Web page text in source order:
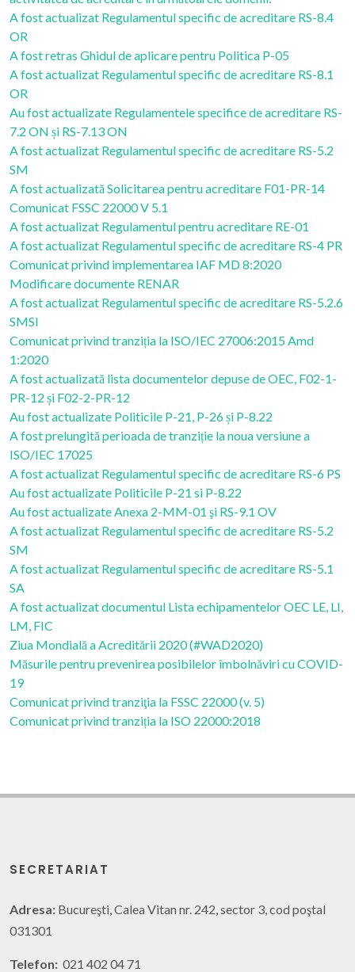
A fost actualizat Regulamentul specific de acreditare RS-8.4
OR
A fost retras Ghidul de aplicare pentru Politica P-05
A fost actualizat Regulamentul specific de acreditare RS-8.1
OR
Au fost actualizate Regulamentele specifice de acreditare RS-
7.2 ON și RS-7.13 ON
A fost actualizat Regulamentul specific de acreditare RS-5.2
SM
A fost actualizată Solicitarea pentru acreditare F01-PR-14
Comunicat FSSC 22000 V 5.1
A fost actualizat Regulamentul pentru acreditare RE-01
A fost actualizat Regulamentul specific de acreditare RS-4 PR
Comunicat privind implementarea IAF MD 8:2020
Modificare documente RENAR
A fost actualizat Regulamentul specific de acreditare RS-5.2.6
SMSI
Comunicat privind tranziția la ISO/IEC 27006:2015 Amd
1:2020
A fost actualizată lista documentelor depuse de OEC, F02-1-
PR-12 și F02-2-PR-12
Au fost actualizate Politicile P-21, P-26 și P-8.22
A fost prelungită perioada de tranziție la noua versiune a
ISO/IEC 17025
A fost actualizat Regulamentul specific de acreditare RS-6 PS
Au fost actualizate Politicile P-21 si P-8.22
Au fost actualizate Anexa 2-MM-01 şi RS-9.1 OV
A fost actualizat Regulamentul specific de acreditare RS-5.2
SM
A fost actualizat Regulamentul specific de acreditare RS-5.1
SA
A fost actualizat documentul Lista echipamentelor OEC LE, LI,
LM, FIC
Ziua Mondială a Acreditării 2020 (#WAD2020)
Măsurile pentru prevenirea posibilelor îmbolnăviri cu COVID-
19
Comunicat privind tranziţia la FSSC 22000 (v. 5)
Comunicat privind tranziția la ISO 22000:2018
SECRETARIAT
Adresa: Bucureşti, Calea Vitan nr. 242, sector 3, cod poştal
031301
Telefon: 021 402 04 71